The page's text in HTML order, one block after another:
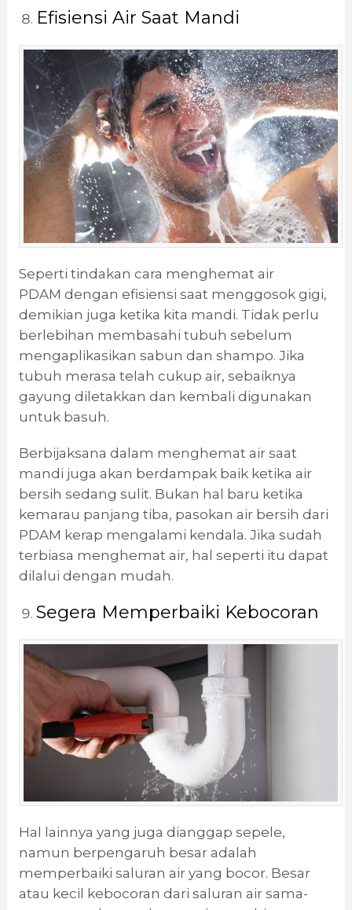
Efisiensi Air Saat Mandi
Seperti tindakan cara menghemat air
PDAM dengan efisiensi saat menggosok gigi,
demikian juga ketika kita mandi. Tidak perlu
berlebihan membasahi tubuh sebelum
mengaplikasikan sabun dan shampo. Jika
tubuh merasa telah cukup air, sebaiknya
gayung diletakkan dan kembali digunakan
untuk basuh.
Berbijaksana dalam menghemat air saat
mandi juga akan berdampak baik ketika air
bersih sedang sulit. Bukan hal baru ketika
kemarau panjang tiba, pasokan air bersih dari
PDAM kerap mengalami kendala. Jika sudah
terbiasa menghemat air, hal seperti itu dapat
dilalui dengan mudah.
Segera Memperbaiki Kebocoran
Hal lainnya yang juga dianggap sepele,
namun berpengaruh besar adalah
memperbaiki saluran air yang bocor. Besar
atau kecil kebocoran dari saluran air sama-